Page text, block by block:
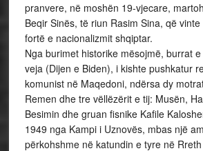
pranvere, në moshën 19-vjecare,
Beqir Sinës, të riun Rasim Sina, që
fortë e nacionalizmit shqiptar.
Nga burimet historike mësojmë, burrat
veja (Dijen e Biden), i kishte pushkatur
komunist në Maqedoni, ndërsa dy
Remen dhe tre vëllëzërit e tij: Musën,
Besimin dhe gruan fisnike Kafile
1949 nga Kampi i Uznovës, mbas një
përkohshme në katundin e tyre në